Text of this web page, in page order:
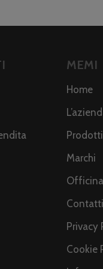
MEMI
Home
Prodotti
Marchi
Officina
Contatti
Privacy
Cookie